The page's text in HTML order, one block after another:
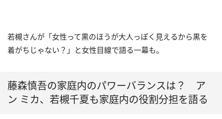
若槻さんが「女性って黒のほうが大人っぽく見えるから黒を
着がちじゃない？」と女性目線で語る一幕も。
藤森慎吾の家庭内のパワーバランスは？ ア
ン ミカ、若槻千夏も家庭内の役割分担を語る